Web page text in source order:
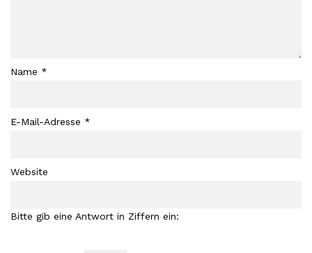
Name *
E-Mail-Adresse *
Website
Bitte gib eine Antwort in Ziffern ein: